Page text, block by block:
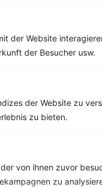
der Website
der Besucher usw.
der Website zu
zu bieten.
von ihnen zuvor
zu